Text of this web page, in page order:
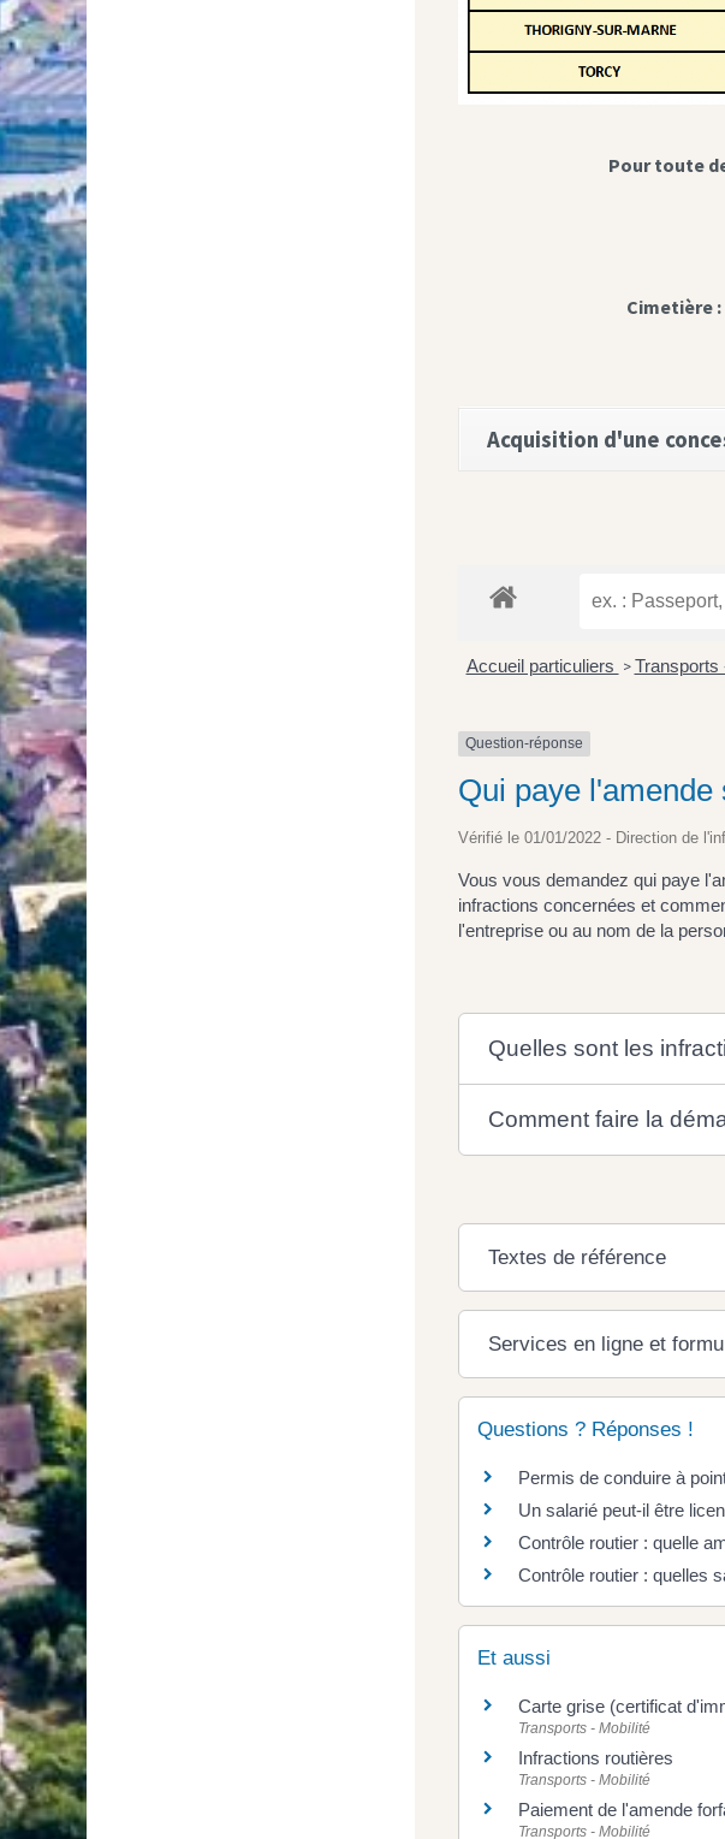
Pour toute
Cimetière
Acquisition d'une
Accueil particuliers > Transports
Question-réponse
Qui paye
Vérifié le 01/01/2022 - Direction de
Vous vous demandez qui paye
infractions concernées et
l'entreprise ou au nom de la
Quelles sont les
Comment faire la
Textes de référence
Services en ligne et
Questions ? Réponses !
Permis de conduire à
Un salarié peut-il être
Contrôle routier : quelle
Contrôle routier : quelles
Et aussi
Carte grise (certificat
Transports - Mobilité
Infractions routières
Transports - Mobilité
Paiement de l'amende
Transports - Mobilité